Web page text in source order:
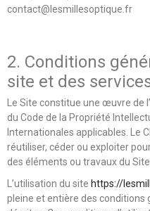
contact@lesmillesoptique.fr
2. Conditions
site et des
Le Site constitue une œuvre de
du Code de la Propriété
Internationales applicables. Le
réutiliser, céder ou exploiter
des éléments ou travaux du Site.
L’utilisation du site https://
pleine et entière des conditions